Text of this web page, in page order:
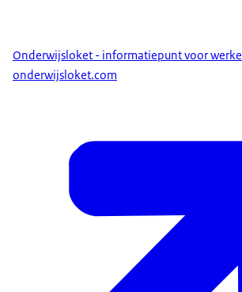
Onderwijsloket - informatiepunt voor
onderwijsloket.com